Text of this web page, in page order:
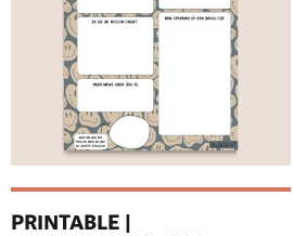
PRINTABLE |